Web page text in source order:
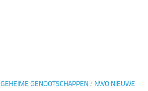
GEHEIME GENOOTSCHAPPEN/ NWO NIEUWE